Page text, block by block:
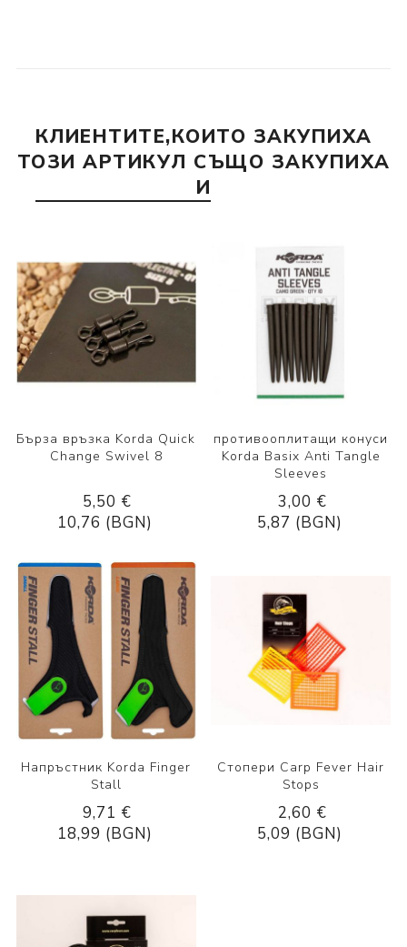
КЛИЕНТИТЕ,КОИТО ЗАКУПИХА
ТОЗИ АРТИКУЛ СЪЩО ЗАКУПИХА
И
Бърза връзка Korda Quick
Change Swivel 8
5,50 €
10,76 (BGN)
противооплитащи конуси
Korda Basix Anti Tangle
Sleeves
3,00 €
5,87 (BGN)
Напръстник Korda Finger
Stall
9,71 €
18,99 (BGN)
Стопери Carp Fever Hair
Stops
2,60 €
5,09 (BGN)